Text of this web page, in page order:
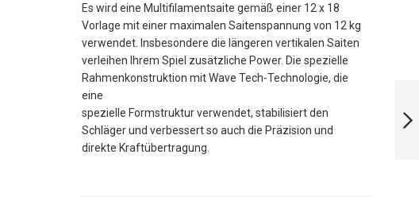
VICTOR RED JET
Es wird eine Multifilamentsaite gemäß einer 12 x 18
Vorlage mit einer maximalen Saitenspannung von 12 kg
verwendet. Insbesondere die längeren vertikalen Saiten
verleihen Ihrem Spiel zusätzliche Power. Die spezielle
Rahmenkonstruktion mit Wave Tech-Technologie, die
eine
spezielle Formstruktur verwendet, stabilisiert den
Schläger und verbessert so auch die Präzision und
direkte Kraftübertragung.